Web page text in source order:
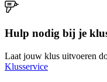
Hulp nodig bij je
Laat jouw klus uitvoeren
Klusservice